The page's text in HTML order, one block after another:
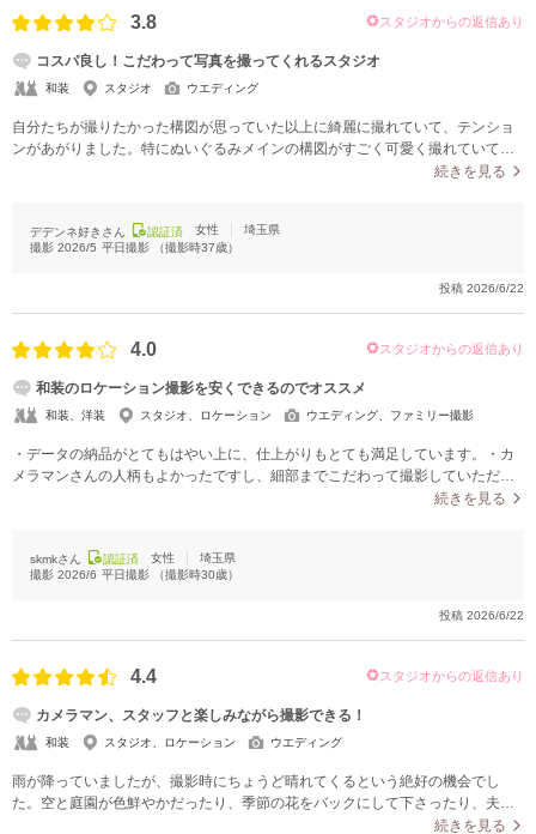
3.8 スタジオからの返信あり
コスパ良し！こだわって写真を撮ってくれるスタジオ
和装 スタジオ ウエディング
自分たちが撮りたかった構図が思っていた以上に綺麗に撮れていて、テンショ
ンがあがりました。特にぬいぐるみメインの構図がすごく可愛く撮れていて待
ち受けにしました。またご提案頂いたクッションを投げ合うポーズが、すごく
続きを見る
デデンネ好きさん 認証済 女性
埼玉県
撮影 2026/5 平日撮影 （撮影時37歳）
投稿 2026/6/22
4.0 スタジオからの返信あり
和装のロケーション撮影を安くできるのでオススメ
和装、洋装 スタジオ、ロケーション ウエディング、ファミリー撮影
・データの納品がとてもはやい上に、仕上がりもとても満足しています。・カ
メラマンさんの人柄もよかったですし、細部までこだわって撮影していただき
プロ意識を感じました。・レタッチをしなくてもとても綺麗に撮影していただ
続きを見る
skmkさん 認証済 女性
埼玉県
撮影 2026/6 平日撮影 （撮影時30歳）
投稿 2026/6/22
4.4 スタジオからの返信あり
カメラマン、スタッフと楽しみながら撮影できる！
和装 スタジオ、ロケーション ウエディング
雨が降っていましたが、撮影時にちょうど晴れてくるという絶好の機会でし
た。空と庭園が色鮮やかだったり、季節の花をバックにして下さったり、夫婦
のキャラクターを何となく出せるようなポージングをとらせてくれたり自分た
続きを見る